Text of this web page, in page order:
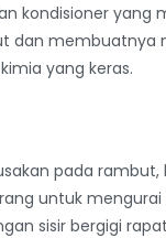
kondisioner yang
membuatnya
yang keras.
pada
untuk
sisir bergigi